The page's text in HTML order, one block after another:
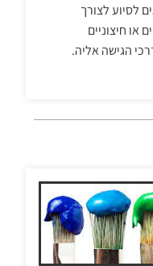
לסיוע לצורך
או חיצוניים
הגישה אליה.